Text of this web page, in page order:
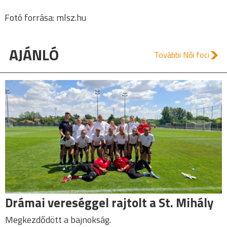
Fotó forrása: mlsz.hu
AJÁNLÓ További Női foci
Drámai vereséggel rajtolt a St. Mihály
Megkezdődött a bajnokság.